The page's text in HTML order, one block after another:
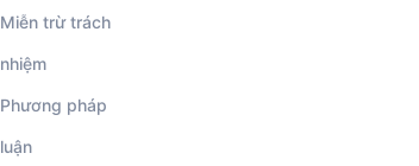
Miễn trừ trách
nhiệm
Phương pháp
luận